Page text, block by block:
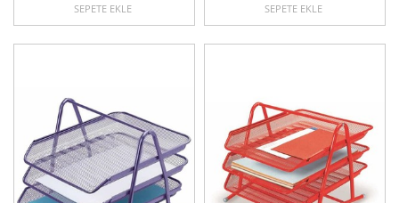
SEPETE EKLE SEPETE EKLE